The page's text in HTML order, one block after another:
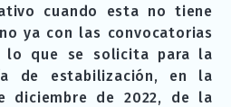
cuando esta no tiene
ya con las convocatorias
lo que se solicita para la
de estabilización, en la
diciembre de 2022, de la